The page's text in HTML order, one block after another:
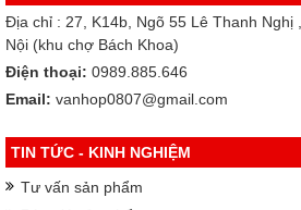
Địa chỉ : 27, K14b, Ngõ 55 Lê Thanh Nghị
Nội (khu chợ Bách Khoa)
Điện thoại: 0989.885.646
Email: vanhop0807@gmail.com
TIN TỨC - KINH NGHIỆM
Tư vấn sản phẩm